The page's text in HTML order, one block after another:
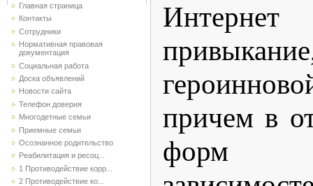
Главная страница
Контакты
Сотрудники
Нормативная правовая
документация
Социальная работа
Доска объявлений
Новости сайта
Телефон доверия
Многодетные семьи
Приемные семьи
Осознанное родительство
Реабилитация и ресоц...
1 Противодействие корр...
2 Противодействие ко...
причем в
форм